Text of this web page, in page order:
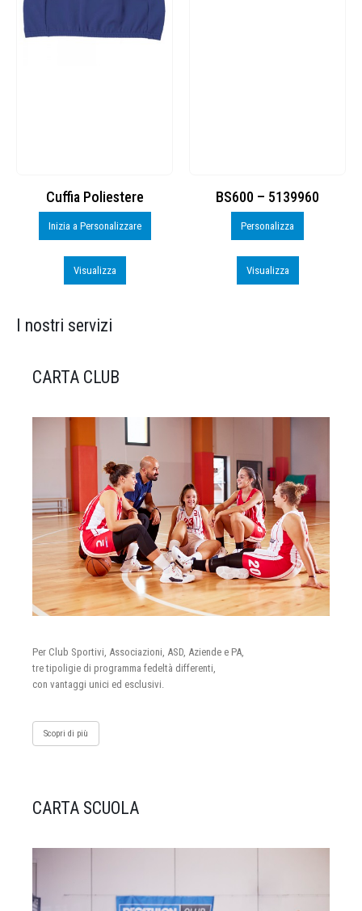
Cuffia Poliestere
Inizia a Personalizzare
Visualizza
BS600 – 5139960
Personalizza
Visualizza
I nostri servizi
CARTA CLUB
Per Club Sportivi, Associazioni, ASD, Aziende e PA,
tre tipoligie di programma fedeltà differenti,
con vantaggi unici ed esclusivi.
Scopri di più
CARTA SCUOLA